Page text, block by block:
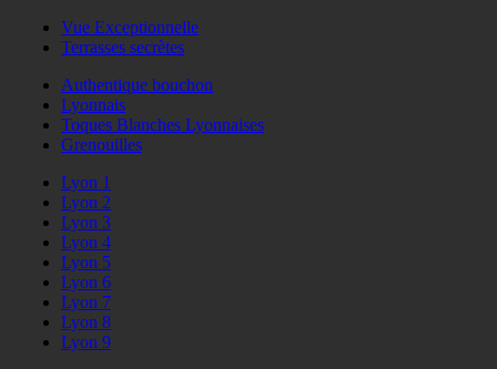
Vue Exceptionnelle
Terrasses secrètes
Authentique bouchon
Lyonnais
Toques Blanches Lyonnaises
Grenouilles
Lyon 1
Lyon 2
Lyon 3
Lyon 4
Lyon 5
Lyon 6
Lyon 7
Lyon 8
Lyon 9